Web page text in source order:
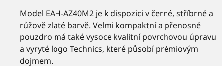
Model EAH-AZ40M2 je k dispozici v černé, stříbrné a
růžově zlaté barvě. Velmi kompaktní a přenosné
pouzdro má také vysoce kvalitní povrchovou úpravu
a vyryté logo Technics, které působí prémiovým
dojmem.